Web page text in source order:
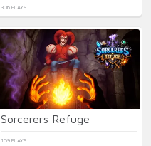
306 PLAYS
Sorcerers Refuge
109 PLAYS